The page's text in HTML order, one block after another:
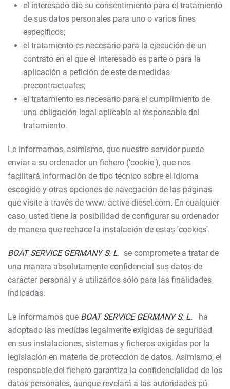
el interesado dio su consentimiento para el tratamiento
de sus datos personales para uno o varios fines
específicos;
el tratamiento es necesario para la ejecución de un
contrato en el que el interesado es parte o para la
aplicación a petición de este de medidas
precontractuales;
el tratamiento es necesario para el cumplimiento de
una obligación legal aplicable al responsable del
tratamiento.
Le informamos, asimismo, que nuestro servidor puede
enviar a su ordenador un fichero ('cookie'), que nos
facilitará informa­ción de tipo técnico sobre el idioma
escogido y otras opciones de navegación de las páginas
que visite a través de www. active-diesel.com. En cualquier
caso, usted tiene la posibilidad de configurar su ordenador
de manera que rechace la instalación de estas 'cookies'.
BOAT SERVICE GERMANY S. L. se compromete a tratar de
una manera absolutamente confidencial sus datos de
carácter personal y a utilizarlos sólo para las finalidades
indicadas.
Le informamos que BOAT SERVICE GERMANY S. L. ha
adoptado las medidas legalmente exigidas de seguridad
en sus instalaciones, sistemas y ficheros exigidas por la
legislación en materia de protección de datos. Asimismo, el
responsable del fichero garantiza la confidencialidad de los
datos personales, aunque revelará a las autoridades pú­